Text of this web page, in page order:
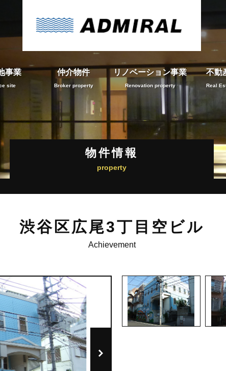
事業
site
仲介物件
Broker property
リノベーション事業
Renovation property
不動
Real
物件情報
property
渋谷区広尾3丁目空ビル
Achievement